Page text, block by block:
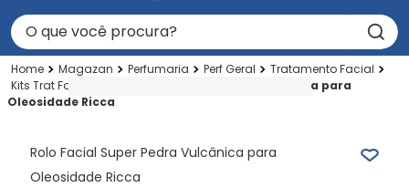
O que você procura?
Magazan Perfumaria Perf Geral
Tratamento Facial
Kits Trat Facial
Rolo Facial Super Pedra Vulcânica para
Oleosidade Ricca
Rolo Facial Super Pedra Vulcânica para
Oleosidade Ricca